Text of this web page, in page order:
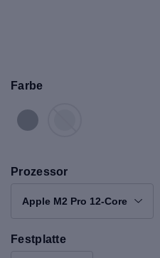
Farbe
Prozessor
Apple M2 Pro 12-Core
Festplatte